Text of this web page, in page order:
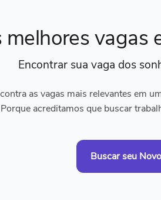
melhores vagas
Encontrar sua vaga dos
as vagas mais relevantes em
Porque acreditamos que buscar
Buscar seu